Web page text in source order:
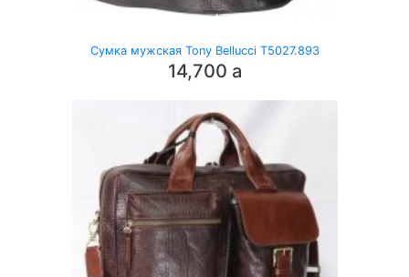
Сумка мужская Tony Bellucci T5027.893
14,700 a